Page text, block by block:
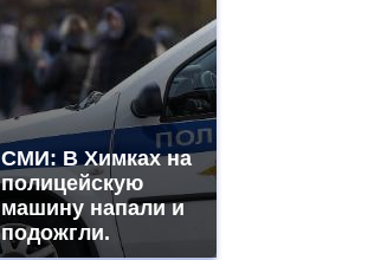
СМИ: В Химках на
полицейскую
машину напали и
подожгли.